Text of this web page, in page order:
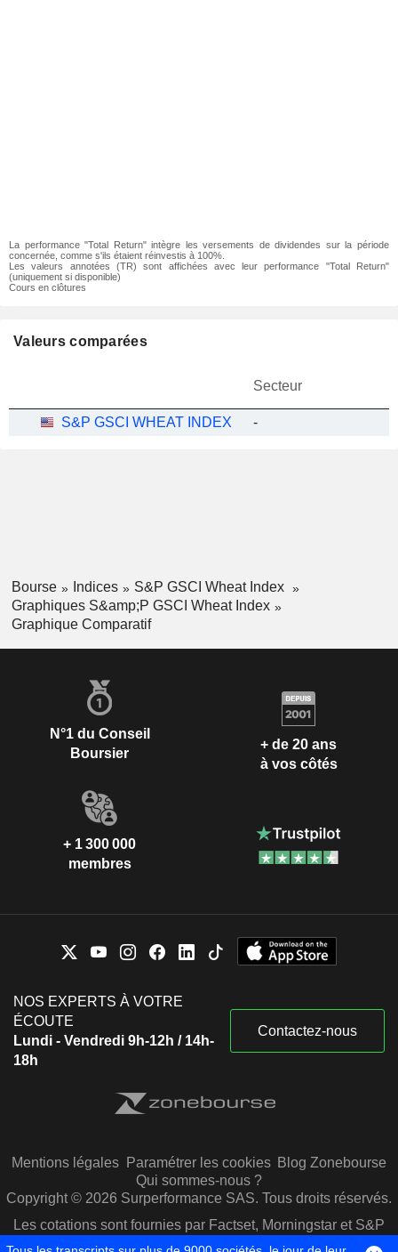
La performance "Total Return" intègre les versements de dividendes sur la période
concernée, comme s'ils étaient réinvestis à 100%.
Les valeurs annotées (TR) sont affichées avec leur performance "Total Return"
(uniquement si disponible)
Cours en clôtures
Valeurs comparées
Secteur
S&P GSCI WHEAT INDEX -
Bourse Indices
S&P GSCI Wheat Index
Graphiques S&amp;P GSCI Wheat Index
Graphique Comparatif
N°1 du Conseil
Boursier
+ de 20 ans
à vos côtés
+ 1 300 000
membres
NOS EXPERTS À VOTRE
ÉCOUTE
Lundi - Vendredi 9h-12h / 14h-
18h
Contactez-nous
Mentions légales Paramétrer les cookies Blog Zonebourse
Qui sommes-nous ?
Copyright © 2026 Surperformance SAS. Tous droits réservés.
Les cotations sont fournies par Factset, Morningstar et S&P
Capital IQ